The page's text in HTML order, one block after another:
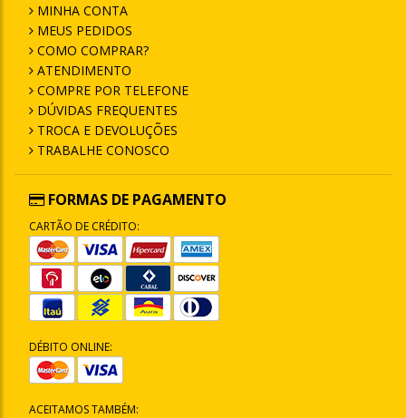
MINHA CONTA
MEUS PEDIDOS
COMO COMPRAR?
ATENDIMENTO
COMPRE POR TELEFONE
DÚVIDAS FREQUENTES
TROCA E DEVOLUÇÕES
TRABALHE CONOSCO
FORMAS DE PAGAMENTO
CARTÃO DE CRÉDITO:
DÉBITO ONLINE:
ACEITAMOS TAMBÉM: